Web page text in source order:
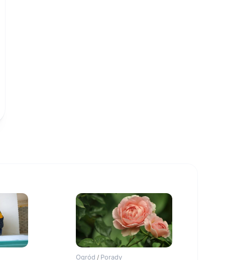
Ogród / Porady